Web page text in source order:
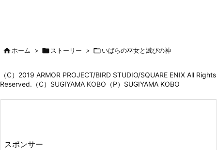
ホーム >  ストーリー > いばらの巫女と滅びの神
（C）2019 ARMOR PROJECT/BIRD STUDIO/SQUARE ENIX All Rights
Reserved.（C）SUGIYAMA KOBO（P）SUGIYAMA KOBO
スポンサー